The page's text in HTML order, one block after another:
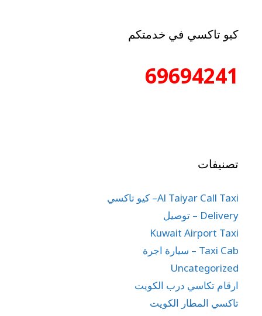
كيو تاكسي في خدمتكم
69694241
تصنيفات
Al Taiyar Call Taxi– كيو تاكسي
Delivery – توصيل
Kuwait Airport Taxi
Taxi Cab – سيارة اجرة
Uncategorized
ارقام تكاسي درب الكويت
تاكسي المطار الكويت